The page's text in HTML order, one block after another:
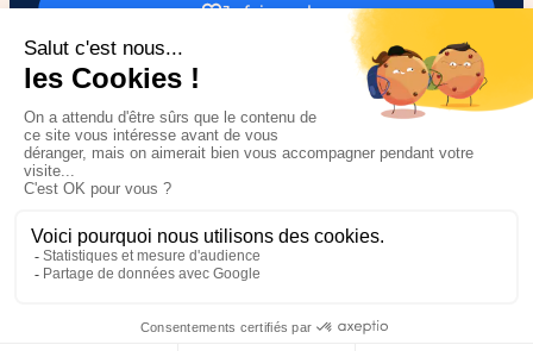
Je fais un don
J'engage mon entreprise
Politique de confidentialité
Accessibilité
Plan du site
Made bySweetpunk